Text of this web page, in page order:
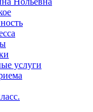
услуги